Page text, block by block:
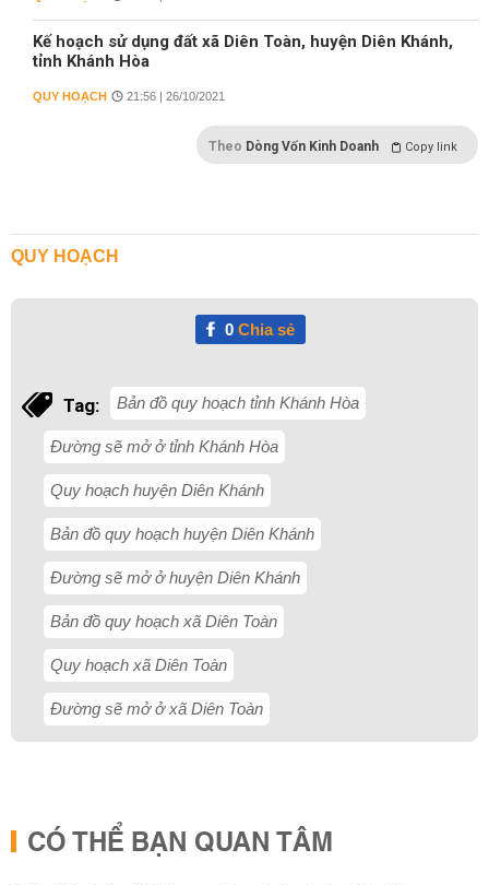
Kế hoạch sử dụng đất xã Diên Toàn, huyện Diên Khánh,
tỉnh Khánh Hòa
QUY HOẠCH 21:56 | 26/10/2021
Theo Dòng Vốn Kinh Doanh Copy link
QUY HOẠCH
0Chia sẻ
Tag: Bản đồ quy hoạch tỉnh Khánh Hòa
Đường sẽ mở ở tỉnh Khánh Hòa
Quy hoạch huyện Diên Khánh
Bản đồ quy hoạch huyện Diên Khánh
Đường sẽ mở ở huyện Diên Khánh
Bản đồ quy hoạch xã Diên Toàn
Quy hoạch xã Diên Toàn
Đường sẽ mở ở xã Diên Toàn
CÓ THỂ BẠN QUAN TÂM